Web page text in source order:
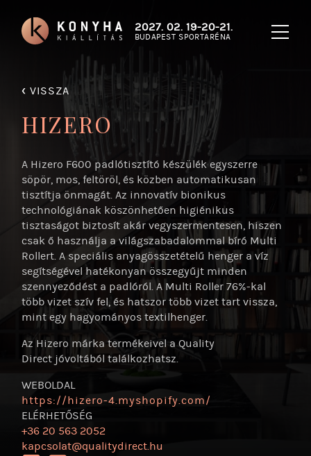
2027. 02. 19-20-21.
BUDAPEST SPORTARÉNA
‹ VISSZA
HIZERO
A Hizero F600 padlótisztító készülék egyszerre
söpör, mos, feltöröl, és közben automatikusan
tisztítja önmagát. Az innovatív bionikus
technológiának köszönhetően higiénikus
tisztaságot biztosít akár vegyszermentesen, hiszen
csak ő használja a világszabadalommal bíró Multi
Rollert. A speciális anyagösszetételű henger a víz
segítségével hatékonyan összegyűjt minden
szennyeződést a padlóról. A Multi Roller 76%-kal
több vizet szív fel, és hatszor több vizet tart vissza,
mint egy hagyományos textilhenger.
Az Hizero márka termékeivel a Quality
Direct jóvoltából találkozhatsz.
WEBOLDAL
https://hizero-4.myshopify.com/
ELÉRHETŐSÉG
+36 20 563 2052
kapcsolat@qualitydirect.hu